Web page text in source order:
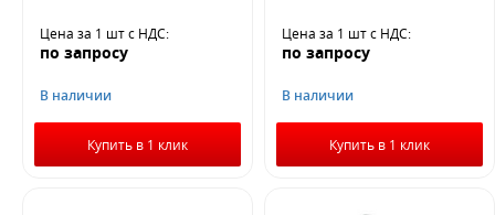
Цена за 1 штс НДС:
по запросу
В наличии
Купить в 1 клик
Цена за 1 штс НДС:
по запросу
В наличии
Купить в 1 клик